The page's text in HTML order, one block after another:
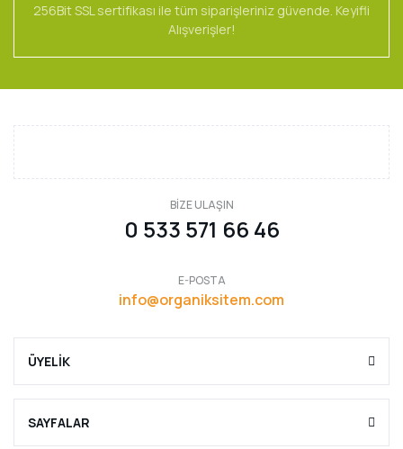
256Bit SSL sertifikası ile tüm siparişleriniz güvende. Keyifli
Alışverişler!
BİZE ULAŞIN
0 533 571 66 46
E-POSTA
info@organiksitem.com
ÜYELİK
SAYFALAR